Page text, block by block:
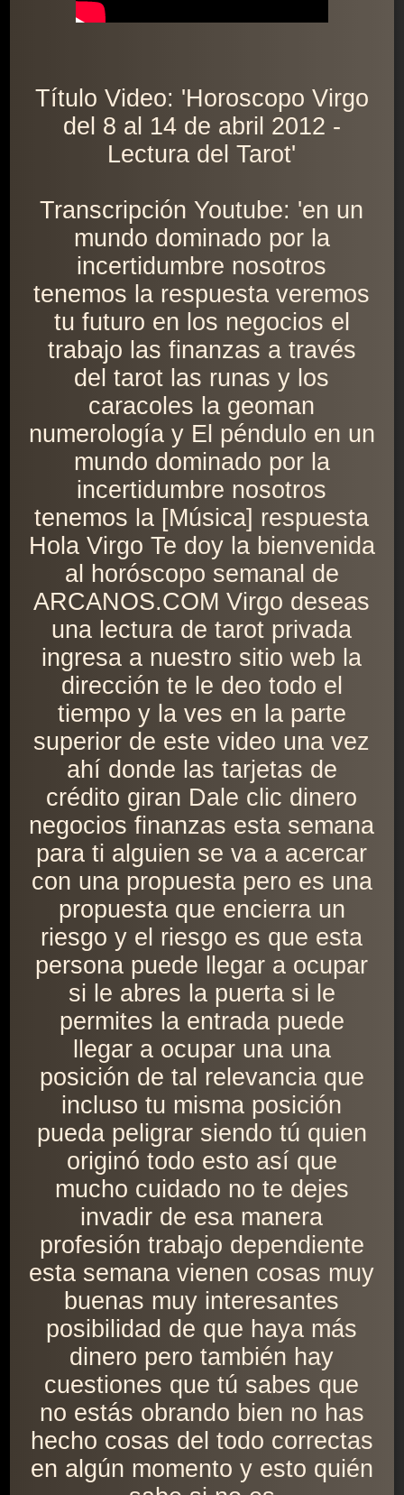
Título Video: 'Horoscopo Virgo
del 8 al 14 de abril 2012 -
Lectura del Tarot'
Transcripción Youtube: 'en un
mundo dominado por la
incertidumbre nosotros
tenemos la respuesta veremos
tu futuro en los negocios el
trabajo las finanzas a través
del tarot las runas y los
caracoles la geoman
numerología y El péndulo en un
mundo dominado por la
incertidumbre nosotros
tenemos la [Música] respuesta
Hola Virgo Te doy la bienvenida
al horóscopo semanal de
ARCANOS.COM Virgo deseas
una lectura de tarot privada
ingresa a nuestro sitio web la
dirección te le deo todo el
tiempo y la ves en la parte
superior de este video una vez
ahí donde las tarjetas de
crédito giran Dale clic dinero
negocios finanzas esta semana
para ti alguien se va a acercar
con una propuesta pero es una
propuesta que encierra un
riesgo y el riesgo es que esta
persona puede llegar a ocupar
si le abres la puerta si le
permites la entrada puede
llegar a ocupar una una
posición de tal relevancia que
incluso tu misma posición
pueda peligrar siendo tú quien
originó todo esto así que
mucho cuidado no te dejes
invadir de esa manera
profesión trabajo dependiente
esta semana vienen cosas muy
buenas muy interesantes
posibilidad de que haya más
dinero pero también hay
cuestiones que tú sabes que
no estás obrando bien no has
hecho cosas del todo correctas
en algún momento y esto quién